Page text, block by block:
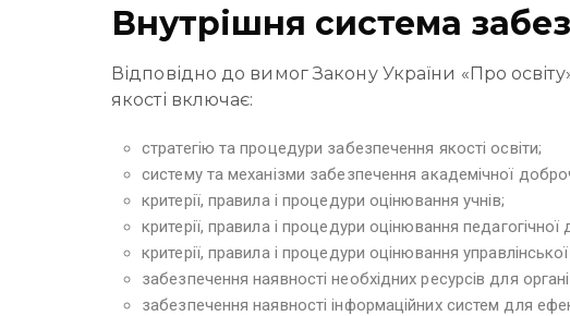
Внутрішня система
Відповідно до вимог Закону України «Про
якості включає:
стратегію та процедури забезпечення якості освіти;
систему та механізми забезпечення академічної
критерії, правила і процедури оцінювання учнів;
критерії, правила і процедури оцінювання педагогічної
критерії, правила і процедури оцінювання управлінської
забезпечення наявності необхідних ресурсів для
забезпечення наявності інформаційних систем для